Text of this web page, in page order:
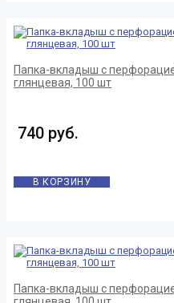
Папка-вкладыш с
глянцевая, 100 шт
740 руб.
В КОРЗИНУ
Папка-вкладыш с